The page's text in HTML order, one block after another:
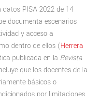
datos PISA 2022 de 14
documenta escenarios
y acceso a
dentro de ellos (Herrera
publicada en la Revista
que los docentes de la
básicos o